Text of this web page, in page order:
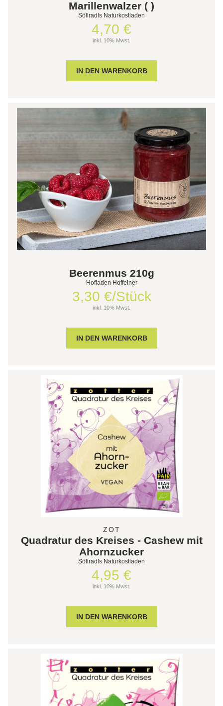
Marillenwalzer ( )
Söllradls Naturkostladen
4,70 €
inkl. 10% Mwst.
Beerenmus 210g
Hofladen Hoffelner
3,30 €/Stück
inkl. 10% Mwst.
ZOT
Quadratur des Kreises - Cashew mit
Ahornzucker
Söllradls Naturkostladen
4,95 €
inkl. 10% Mwst.